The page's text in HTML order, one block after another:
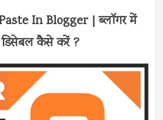
In Blogger | ब्लॉगर में
डिसेबल कैसे करें ?